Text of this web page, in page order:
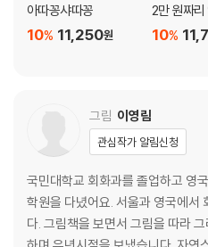
아따꽁샤따꽁
11,250원
10%
2만 원짜리
10%
그림 이영림
관심작가 알림신청
국민대학교 회화과를 졸업하고 영
학원을 다녔어요. 서울과 영국에서
다. 그림책을 보면서 그림을 따라